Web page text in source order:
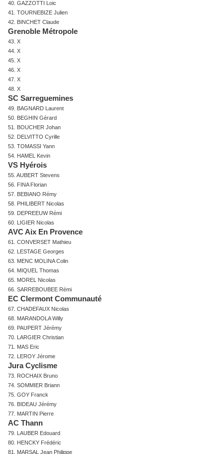
40. GAZZOTTI Loic
41. TOURNEBIZE Julien
42. BINCHET Claude
Grenoble Métropole
43. X
44. X
45. X
46. X
47. X
48. X
SC Sarreguemines
49. BAGNARD Laurent
50. BEGHIN Gérard
51. BOUCHER Johan
52. DELVITTO Cyrille
53. TOMASSI Yann
54. HAMEL Kevin
VS Hyérois
55. AUBERT Stevens
56. FINA Florian
57. BEBIANO Rémy
58. PHILIBERT Nicolas
59. DEPREEUW Rémi
60. LIGIER Nicolas
AVC Aix En Provence
61. CONVERSET Mathieu
62. LESTAGE Georges
63. MENC MOLINA Colin
64. MIQUEL Thomas
65. MOREL Nicolas
66. SARREBOUBEE Rémi
EC Clermont Communauté
67. CHADEFAUX Nicolas
68. MARANDOLA Willy
69. PAUPERT Jérémy
70. LARGIER Christian
71. MAS Eric
72. LEROY Jérome
Jura Cyclisme
73. ROCHAIX Bruno
74. SOMMIER Briann
75. GOY Franck
76. BIDEAU Jérémy
77. MARTIN Pierre
AC Thann
79. LAUBER Edouard
80. HENCKY Frédéric
81. MARSAL Jean Philippe